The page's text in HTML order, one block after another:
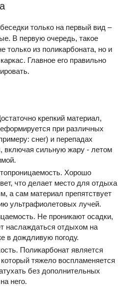
только на первый вид –
В первую очередь, такое
только из поликарбоната, но и
Главное его правильно
крепкий материал,
при различных
снег) и перепадах
включая сильную жару - летом
Хорошо
что делает место для отдыха
а сам материал препятствует
ультрафиолетовых лучей.
Не проникают осадки,
наслаждаться отдыхом на
в дождливую погоду.
Поликарбонат является
тяжело воспламеняется
без дополнительных
него.